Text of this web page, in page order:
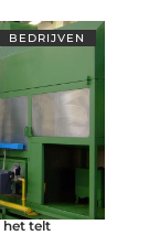
BEDRIJVEN
het telt